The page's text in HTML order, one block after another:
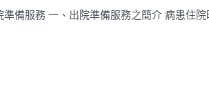
備服務 一、出院準備服務之簡介 病患住